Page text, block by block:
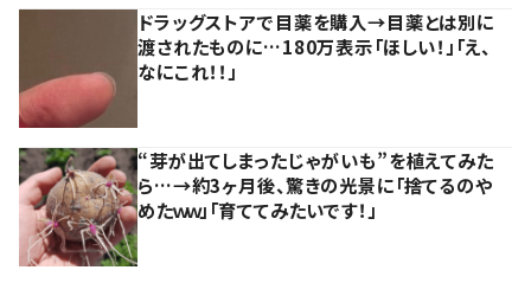
ドラッグストアで目薬を購入→目薬とは別に
渡されたものに…180万表示「ほしい！」「え、
なにこれ！！」
“芽が出てしまったじゃがいも”を植えてみた
ら…→約3ヶ月後、驚きの光景に「捨てるのや
めたｗｗ」「育ててみたいです！」